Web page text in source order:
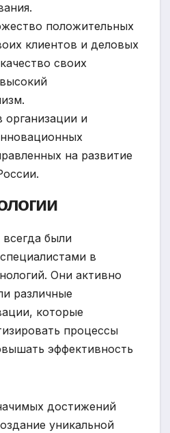
положительных
клиентов и деловых
своих
организации и
на развитие
были
в
Они активно
различные
которые
процессы
эффективность
достижений
уникальной